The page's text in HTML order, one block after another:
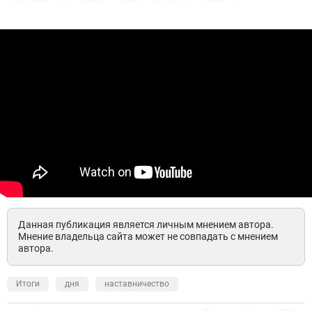
Данная публикация является личным мнением автора.
Мнение владельца сайта может не совпадать с мнением
автора.
Итоги дня наставничество